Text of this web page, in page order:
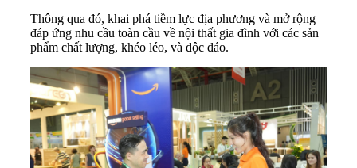
Thông qua đó, khai phá tiềm lực địa phương và mở rộng
đáp ứng nhu cầu toàn cầu về nội thất gia đình với các sản
phẩm chất lượng, khéo léo, và độc đáo.